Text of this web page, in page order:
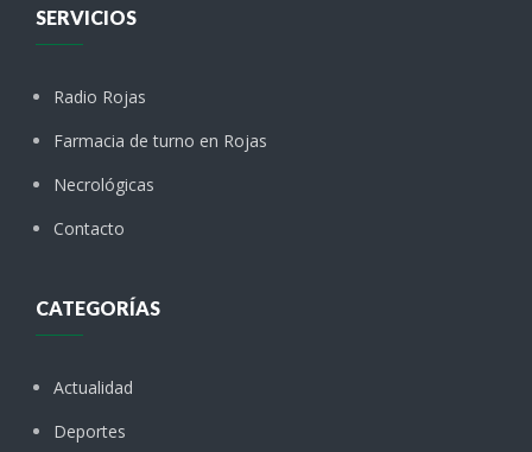
SERVICIOS
Radio Rojas
Farmacia de turno en Rojas
Necrológicas
Contacto
CATEGORÍAS
Actualidad
Deportes